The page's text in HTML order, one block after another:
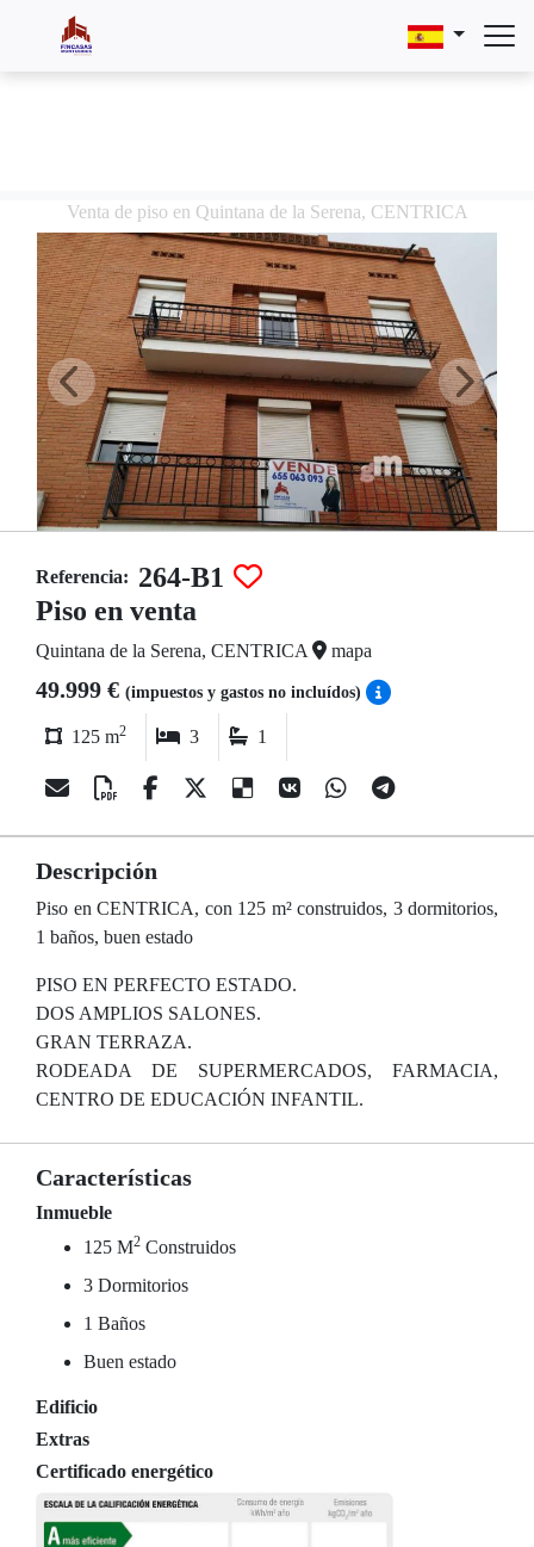
Venta de piso en Quintana de la Serena, CENTRICA
Referencia: 264-B1
Piso en venta
Quintana de la Serena, CENTRICA mapa
49.999 € (impuestos y gastos no incluídos)
125 m2 3 1
Descripción
Piso en CENTRICA, con 125 m² construidos, 3 dormitorios,
1 baños, buen estado
PISO EN PERFECTO ESTADO.
DOS AMPLIOS SALONES.
GRAN TERRAZA.
RODEADA DE SUPERMERCADOS, FARMACIA,
CENTRO DE EDUCACIÓN INFANTIL.
Características
Inmueble
125 M2 Construidos
3 Dormitorios
1 Baños
Buen estado
Edificio
Extras
Certificado energético